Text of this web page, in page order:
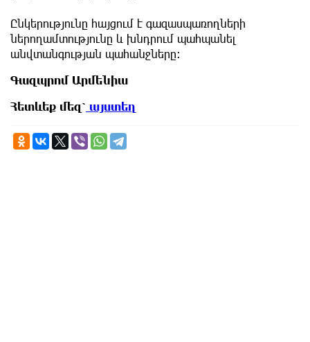
Ընկերությունը հայցում է գազասպառողների
ներողամտությունը և խնդրում պահպանել
անվտանգության պահանջները։
Գազպրոմ Արմենիա
Հետևեք մեզ՝ այստեղ